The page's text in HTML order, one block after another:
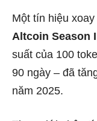
Một tín hiệu
Altcoin Season
suất của 100
90 ngày – đã
năm 2025.